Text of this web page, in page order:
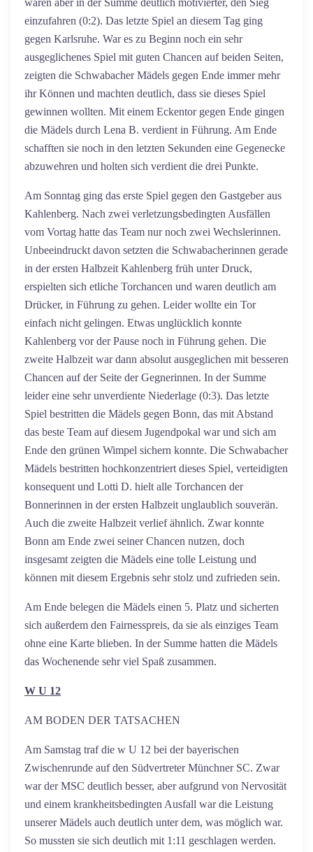
waren aber in der Summe deutlich motivierter, den Sieg
einzufahren (0:2). Das letzte Spiel an diesem Tag ging
gegen Karlsruhe. War es zu Beginn noch ein sehr
ausgeglichenes Spiel mit guten Chancen auf beiden Seiten,
zeigten die Schwabacher Mädels gegen Ende immer mehr
ihr Können und machten deutlich, dass sie dieses Spiel
gewinnen wollten. Mit einem Eckentor gegen Ende gingen
die Mädels durch Lena B. verdient in Führung. Am Ende
schafften sie noch in den letzten Sekunden eine Gegenecke
abzuwehren und holten sich verdient die drei Punkte.
Am Sonntag ging das erste Spiel gegen den Gastgeber aus
Kahlenberg. Nach zwei verletzungsbedingten Ausfällen
vom Vortag hatte das Team nur noch zwei Wechslerinnen.
Unbeeindruckt davon setzten die Schwabacherinnen gerade
in der ersten Halbzeit Kahlenberg früh unter Druck,
erspielten sich etliche Torchancen und waren deutlich am
Drücker, in Führung zu gehen. Leider wollte ein Tor
einfach nicht gelingen. Etwas unglücklich konnte
Kahlenberg vor der Pause noch in Führung gehen. Die
zweite Halbzeit war dann absolut ausgeglichen mit besseren
Chancen auf der Seite der Gegnerinnen. In der Summe
leider eine sehr unverdiente Niederlage (0:3). Das letzte
Spiel bestritten die Mädels gegen Bonn, das mit Abstand
das beste Team auf diesem Jugendpokal war und sich am
Ende den grünen Wimpel sichern konnte. Die Schwabacher
Mädels bestritten hochkonzentriert dieses Spiel, verteidigten
konsequent und Lotti D. hielt alle Torchancen der
Bonnerinnen in der ersten Halbzeit unglaublich souverän.
Auch die zweite Halbzeit verlief ähnlich. Zwar konnte
Bonn am Ende zwei seiner Chancen nutzen, doch
insgesamt zeigten die Mädels eine tolle Leistung und
können mit diesem Ergebnis sehr stolz und zufrieden sein.
Am Ende belegen die Mädels einen 5. Platz und sicherten
sich außerdem den Fairnesspreis, da sie als einziges Team
ohne eine Karte blieben. In der Summe hatten die Mädels
das Wochenende sehr viel Spaß zusammen.
W U 12
AM BODEN DER TATSACHEN
Am Samstag traf die w U 12 bei der bayerischen
Zwischenrunde auf den Südvertreter Münchner SC. Zwar
war der MSC deutlich besser, aber aufgrund von Nervosität
und einem krankheitsbedingten Ausfall war die Leistung
unserer Mädels auch deutlich unter dem, was möglich war.
So mussten sie sich deutlich mit 1:11 geschlagen werden.